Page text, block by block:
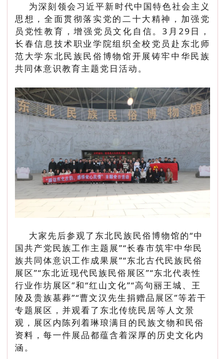
为深刻领会习近平新时代中国特色社会主义
思想，全面贯彻落实党的二十大精神，加强党
员党性教育，增强党员文化自信。3月29日，
长春信息技术职业学院组织全校党员赴东北师
范大学东北民族民俗博物馆开展铸牢中华民族
共同体意识教育主题党日活动。
大家先后参观了东北民族民俗博物馆的“中
国共产党民族工作主题展”“长春市筑牢中华民
族共同体意识工作成果展”“东北古代民族民俗
展区”“东北近现代民族民俗展区”“东北代表性
行业作坊展区”和“红山文化”“高句丽王城、王
陵及贵族墓葬”“曹文汉先生捐赠品展区”等若干
专题展区，并观看了东北传统民居等人文景
观，展区内陈列着琳琅满目的民族文物和民俗
资料，每一件展品都蕴含着深厚的历史文化内
涵。